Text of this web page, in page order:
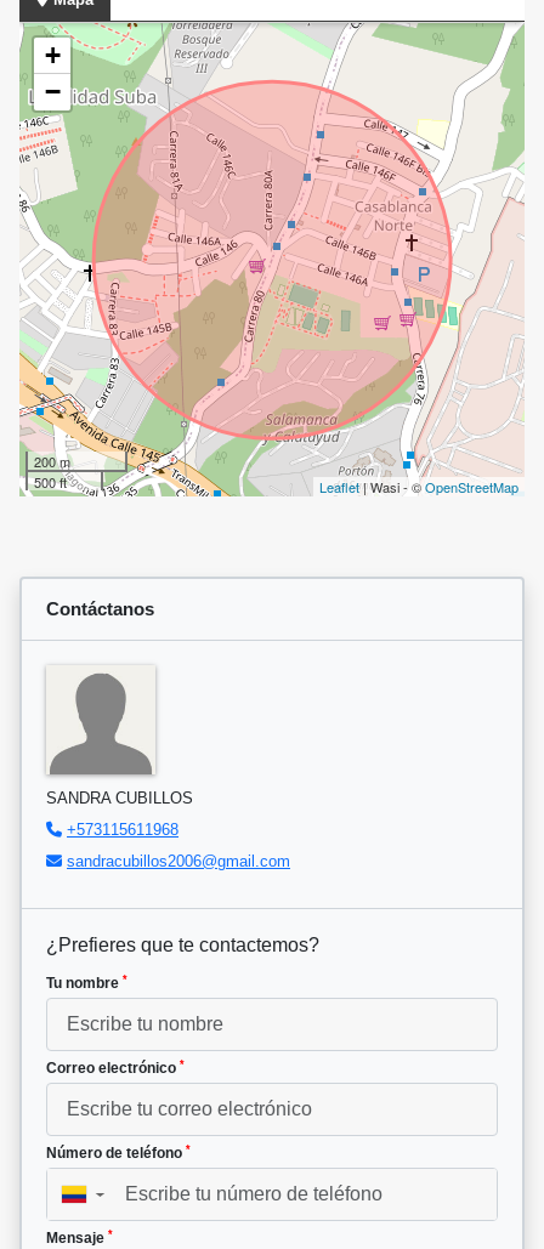
+
−
200 m
500 ft
Leaflet| Wasi - ©OpenStreetMap
Contáctanos
SANDRA CUBILLOS
+573115611968
sandracubillos2006@gmail.com
¿Prefieres que te contactemos?
Tu nombre *
Correo electrónico *
Número de teléfono *
▼
Mensaje *